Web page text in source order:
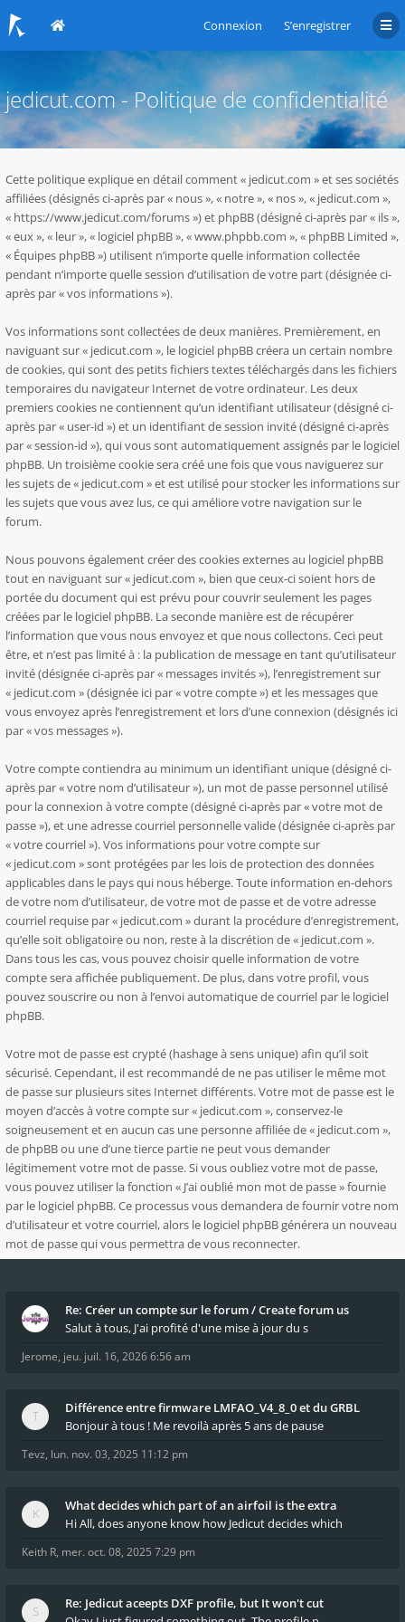
Connexion S’enregistrer
jedicut.com - Politique de confidentialité
Cette politique explique en détail comment « jedicut.com » et ses sociétés
affiliées (désignés ci-après par « nous », « notre », « nos », « jedicut.com »,
« https://www.jedicut.com/forums ») et phpBB (désigné ci-après par « ils »,
« eux », « leur », « logiciel phpBB », « www.phpbb.com », « phpBB Limited »,
« Équipes phpBB ») utilisent n’importe quelle information collectée
pendant n’importe quelle session d’utilisation de votre part (désignée ci-
après par « vos informations »).
Vos informations sont collectées de deux manières. Premièrement, en
naviguant sur « jedicut.com », le logiciel phpBB créera un certain nombre
de cookies, qui sont des petits fichiers textes téléchargés dans les fichiers
temporaires du navigateur Internet de votre ordinateur. Les deux
premiers cookies ne contiennent qu’un identifiant utilisateur (désigné ci-
après par « user-id ») et un identifiant de session invité (désigné ci-après
par « session-id »), qui vous sont automatiquement assignés par le logiciel
phpBB. Un troisième cookie sera créé une fois que vous naviguerez sur
les sujets de « jedicut.com » et est utilisé pour stocker les informations sur
les sujets que vous avez lus, ce qui améliore votre navigation sur le
forum.
Nous pouvons également créer des cookies externes au logiciel phpBB
tout en naviguant sur « jedicut.com », bien que ceux-ci soient hors de
portée du document qui est prévu pour couvrir seulement les pages
créées par le logiciel phpBB. La seconde manière est de récupérer
l’information que vous nous envoyez et que nous collectons. Ceci peut
être, et n’est pas limité à : la publication de message en tant qu’utilisateur
invité (désignée ci-après par « messages invités »), l’enregistrement sur
« jedicut.com » (désignée ici par « votre compte ») et les messages que
vous envoyez après l’enregistrement et lors d’une connexion (désignés ici
par « vos messages »).
Votre compte contiendra au minimum un identifiant unique (désigné ci-
après par « votre nom d’utilisateur »), un mot de passe personnel utilisé
pour la connexion à votre compte (désigné ci-après par « votre mot de
passe »), et une adresse courriel personnelle valide (désignée ci-après par
« votre courriel »). Vos informations pour votre compte sur
« jedicut.com » sont protégées par les lois de protection des données
applicables dans le pays qui nous héberge. Toute information en-dehors
de votre nom d’utilisateur, de votre mot de passe et de votre adresse
courriel requise par « jedicut.com » durant la procédure d’enregistrement,
qu’elle soit obligatoire ou non, reste à la discrétion de « jedicut.com ».
Dans tous les cas, vous pouvez choisir quelle information de votre
compte sera affichée publiquement. De plus, dans votre profil, vous
pouvez souscrire ou non à l’envoi automatique de courriel par le logiciel
phpBB.
Votre mot de passe est crypté (hashage à sens unique) afin qu’il soit
sécurisé. Cependant, il est recommandé de ne pas utiliser le même mot
de passe sur plusieurs sites Internet différents. Votre mot de passe est le
moyen d’accès à votre compte sur « jedicut.com », conservez-le
soigneusement et en aucun cas une personne affiliée de « jedicut.com »,
de phpBB ou une d’une tierce partie ne peut vous demander
légitimement votre mot de passe. Si vous oubliez votre mot de passe,
vous pouvez utiliser la fonction « J’ai oublié mon mot de passe » fournie
par le logiciel phpBB. Ce processus vous demandera de fournir votre nom
d’utilisateur et votre courriel, alors le logiciel phpBB générera un nouveau
mot de passe qui vous permettra de vous reconnecter.
Re: Créer un compte sur le forum / Create forum us
Salut à tous, J'ai profité d'une mise à jour du s
Jerome, jeu. juil. 16, 2026 6:56 am
Différence entre firmware LMFAO_V4_8_0 et du GRBL
Bonjour à tous ! Me revoilà après 5 ans de pause
Tevz, lun. nov. 03, 2025 11:12 pm
What decides which part of an airfoil is the extra
Hi All, does anyone know how Jedicut decides which
Keith R, mer. oct. 08, 2025 7:29 pm
Re: Jedicut aceepts DXF profile, but It won't cut